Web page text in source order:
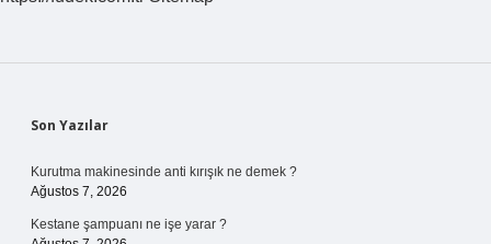
Sidebar
Son Yazılar
Kurutma makinesinde anti kırışık ne demek ?
Ağustos 7, 2026
Kestane şampuanı ne işe yarar ?